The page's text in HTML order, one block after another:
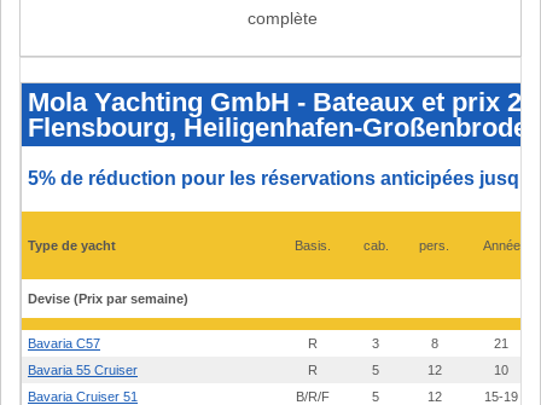
Yachting
GmbH
Bateaux
et
2026
Hohe
Düne,
Heiligenhafen-
Großenbrode,
Juelsminde
Mola Yachting GmbH - Bateaux et prix
Flensbourg, Heiligenhafen-
5% de réduction pour les réservations anticipées
Type de yacht Basis. cab. pers. Année
Devise (Prix par semaine)
Bavaria C57 R 3 8
21
Bavaria 55 Cruiser
R 5 12
10
Bavaria Cruiser 51
B/R/F 5 12
15-19